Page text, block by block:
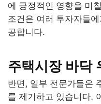
에 긍정적인 영향을 미
조건은 여러 투자자들
공합니다.
주택시장 바닥
반면, 일부 전문가들은
를 제기하고 있습니다.